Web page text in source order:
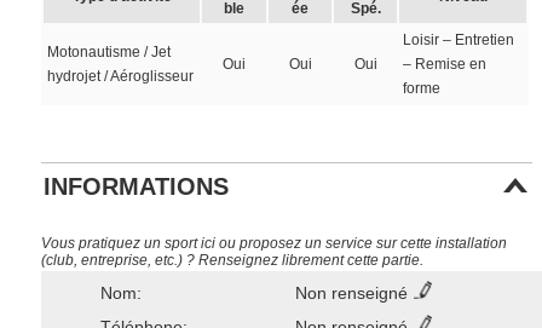
ble
ée
Spé.
Motonautisme / Jet
hydrojet / Aéroglisseur
Oui Oui Oui
Loisir – Entretien
– Remise en
forme
INFORMATIONS
Vous pratiquez un sport ici ou proposez un service sur cette installation
(club, entreprise, etc.) ? Renseignez librement cette partie.
Nom:
Non renseigné